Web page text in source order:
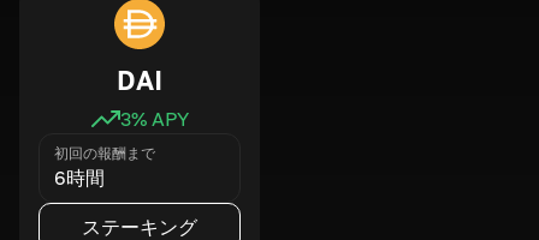
DAI
3% APY
初回の報酬まで
6時間
ステーキング